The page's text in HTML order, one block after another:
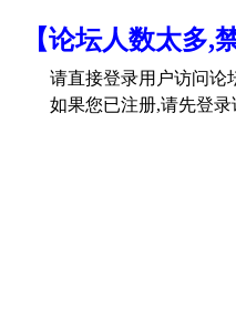
【论坛人数太多
请直接登录用户访问论
如果您已注册,请先登